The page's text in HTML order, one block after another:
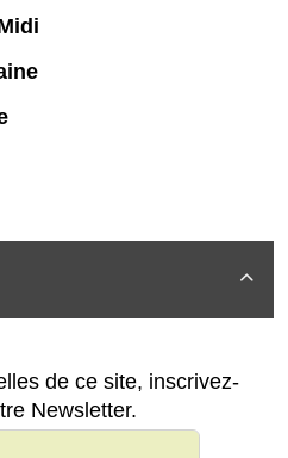

de ce site, inscrivez-
Newsletter.